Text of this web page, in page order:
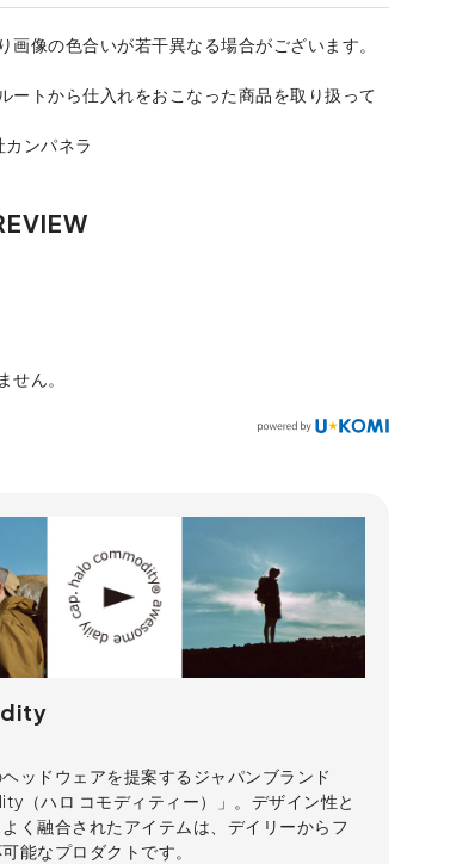
像の色合いが若干異なる場合がございます。
ートから仕入れをおこなった商品を取り扱って
ンパネラ
せん。
ッドウェアを提案するジャパンブランド
（ハロ コモディティー）」。デザイン性と
く融合されたアイテムは、デイリーからフ
能なプロダクトです。